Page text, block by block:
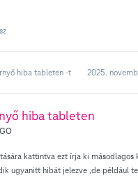
hiba tableten -t 2025.
hiba tableten
kattintva ezt írja ki
ugyanitt hibát jelezve ,de